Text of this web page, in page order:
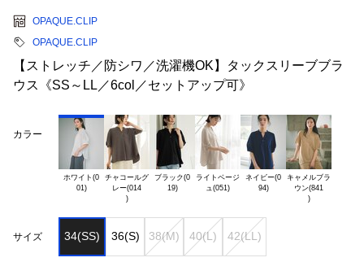
OPAQUE.CLIP
OPAQUE.CLIP
【ストレッチ／防シワ／洗濯機OK】タックスリーブブラ
ウス《SS～LL／6col／セットアップ可》
カラー
ホワイト(0
01)
チャコールグ
レー(014
)
ブラック(0
19)
ライトベージ
ネイビー(0
94)
キャメルブラ
ウン(841
)
サイズ 34(SS) 36(S) 38(M) 40(L) 42(LL)